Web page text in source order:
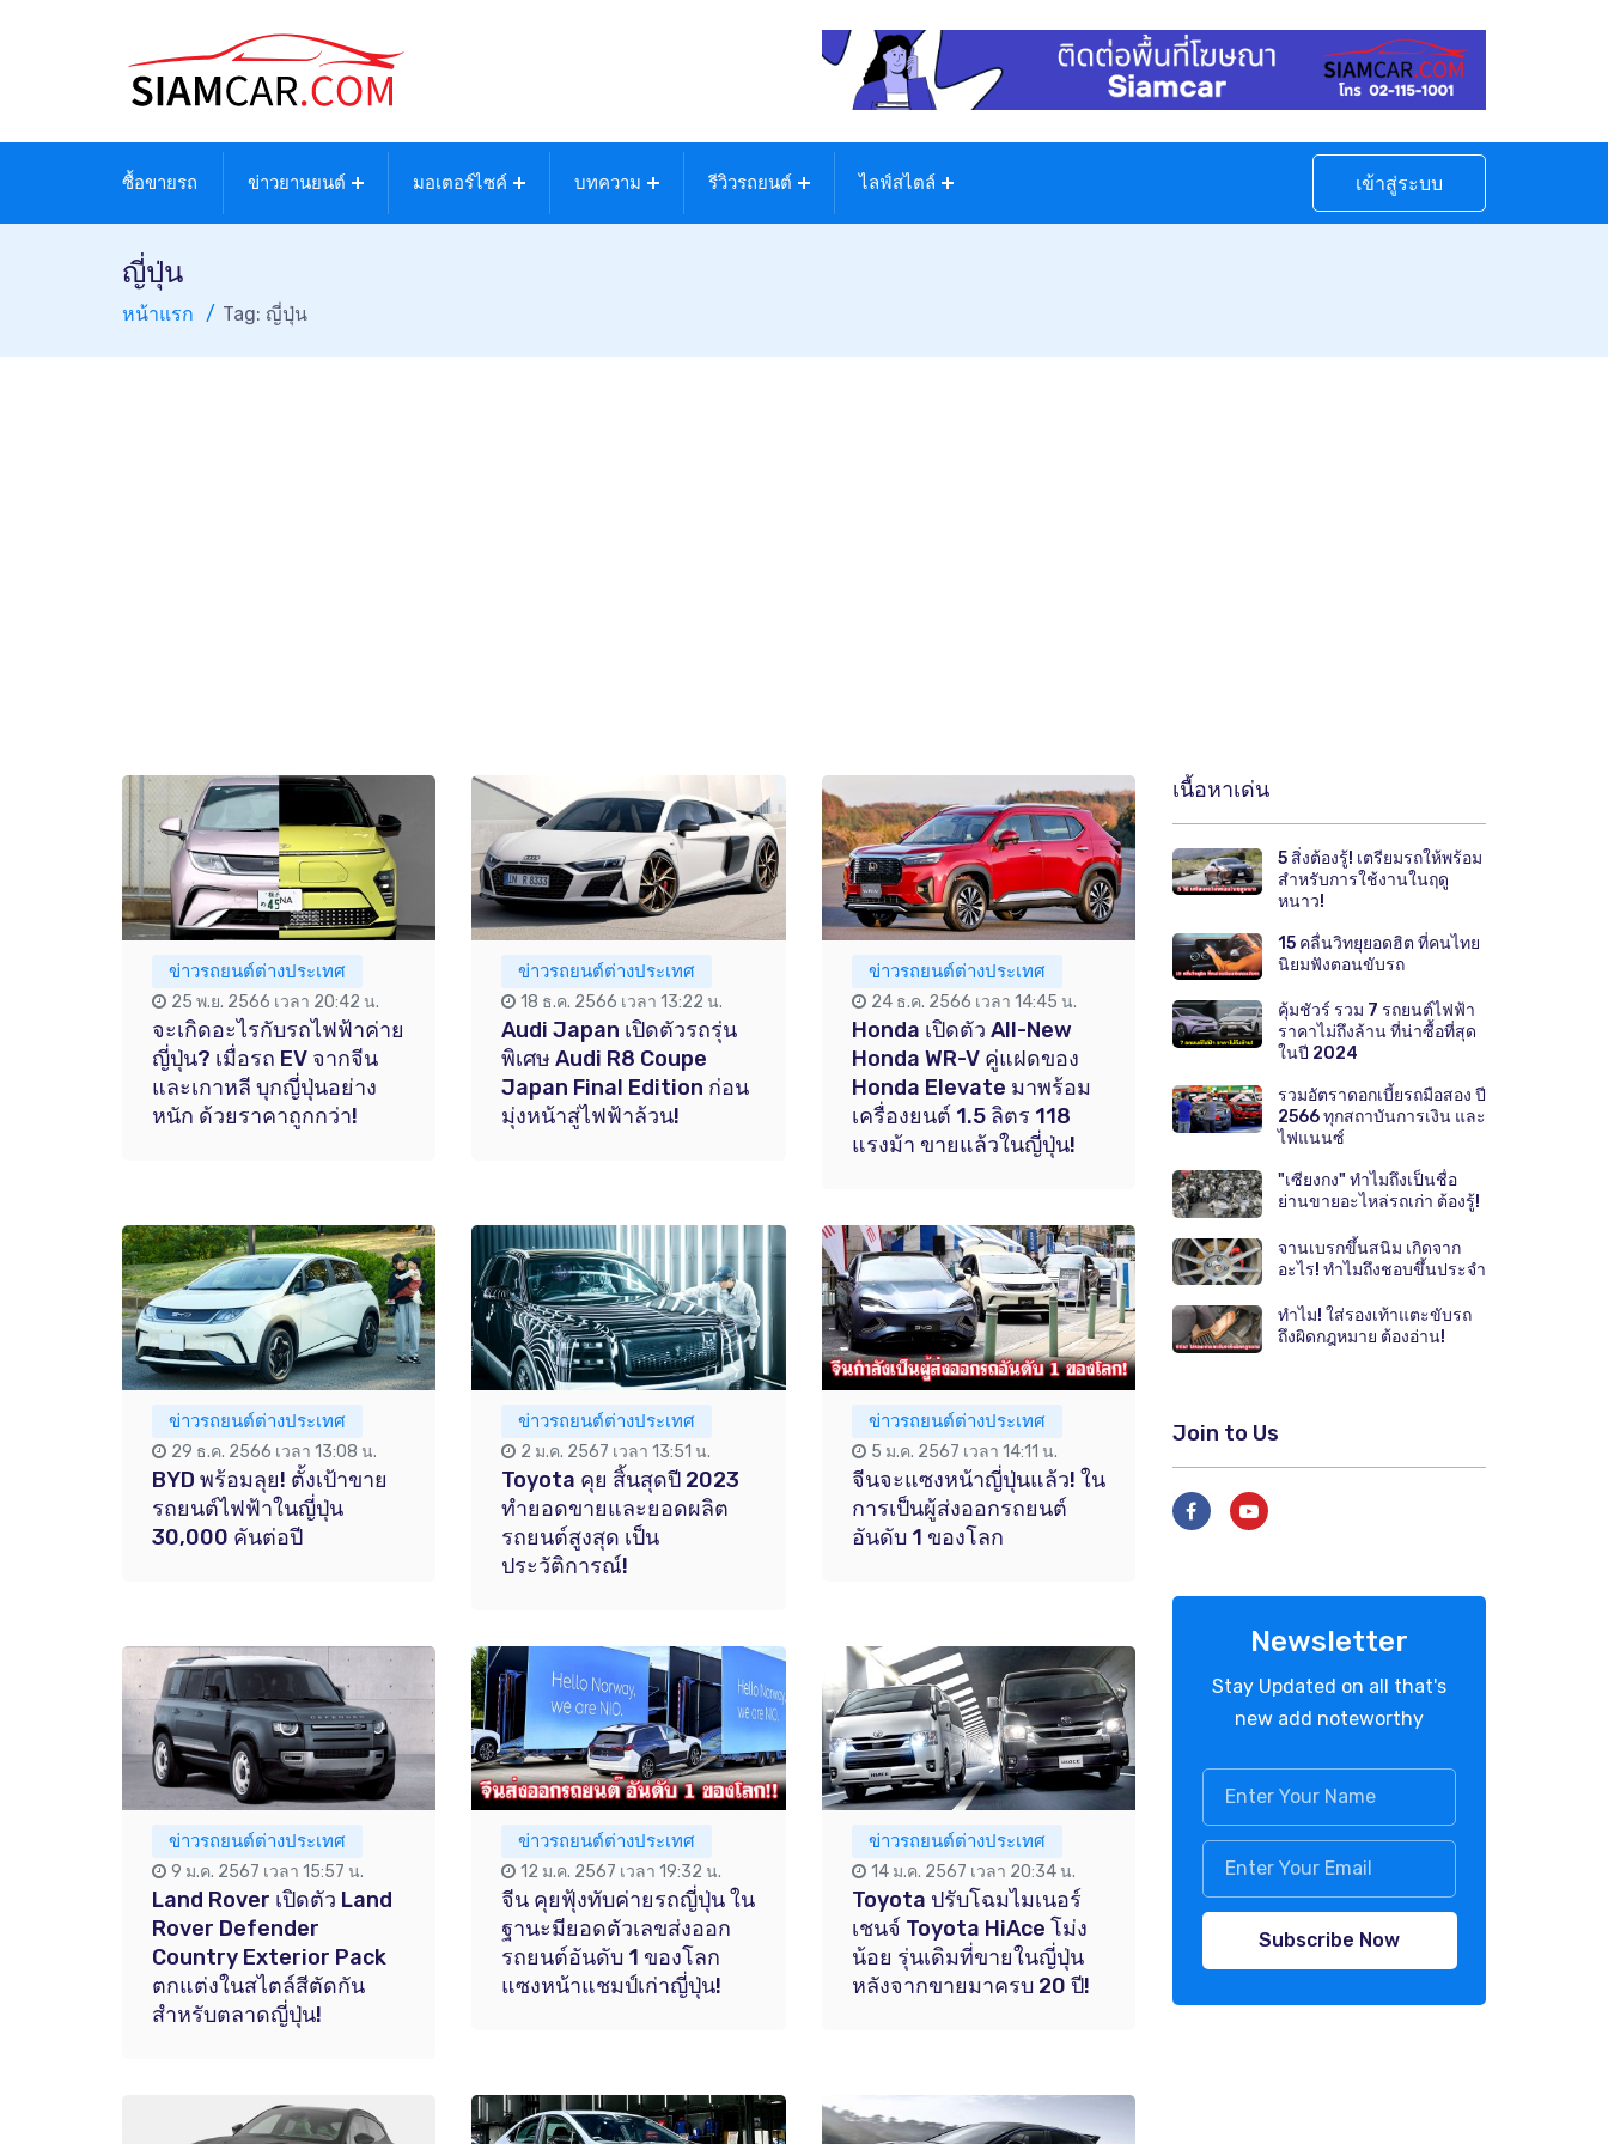
ซื้อขายรถ ข่าวยานยนต์ มอเตอร์ไซค์ บทความ รีวิวรถยนต์ ไลฟ์สไตล์ เข้าสู่ระบบ
ญี่ปุ่น
หน้าแรก Tag: ญี่ปุ่น
ข่าวรถยนต์ต่างประเทศ
25 พ.ย. 2566 เวลา 20:42 น.
จะเกิดอะไรกับรถไฟฟ้าค่าย
ญี่ปุ่น? เมื่อรถ EV จากจีน
และเกาหลี บุกญี่ปุ่นอย่าง
หนัก ด้วยราคาถูกกว่า!
ข่าวรถยนต์ต่างประเทศ
18 ธ.ค. 2566 เวลา 13:22 น.
Audi Japan เปิดตัวรถรุ่น
พิเศษ Audi R8 Coupe
Japan Final Edition ก่อน
มุ่งหน้าสู่ไฟฟ้าล้วน!
ข่าวรถยนต์ต่างประเทศ
24 ธ.ค. 2566 เวลา 14:45 น.
Honda เปิดตัว All-New
Honda WR-V คู่แฝดของ
Honda Elevate มาพร้อม
เครื่องยนต์ 1.5 ลิตร 118
แรงม้า ขายแล้วในญี่ปุ่น!
ข่าวรถยนต์ต่างประเทศ
29 ธ.ค. 2566 เวลา 13:08 น.
BYD พร้อมลุย! ตั้งเป้าขาย
รถยนต์ไฟฟ้าในญี่ปุ่น
30,000 คันต่อปี
ข่าวรถยนต์ต่างประเทศ
2 ม.ค. 2567 เวลา 13:51 น.
Toyota คุย สิ้นสุดปี 2023
ทำยอดขายและยอดผลิต
รถยนต์สูงสุด เป็น
ประวัติการณ์!
ข่าวรถยนต์ต่างประเทศ
5 ม.ค. 2567 เวลา 14:11 น.
จีนจะแซงหน้าญี่ปุ่นแล้ว! ใน
การเป็นผู้ส่งออกรถยนต์
อันดับ 1 ของโลก
ข่าวรถยนต์ต่างประเทศ
9 ม.ค. 2567 เวลา 15:57 น.
Land Rover เปิดตัว Land
Rover Defender
Country Exterior Pack
ตกแต่งในสไตล์สีตัดกัน
สำหรับตลาดญี่ปุ่น!
ข่าวรถยนต์ต่างประเทศ
12 ม.ค. 2567 เวลา 19:32 น.
จีน คุยฟุ้งทับค่ายรถญี่ปุ่น ใน
ฐานะมียอดตัวเลขส่งออก
รถยนต์อันดับ 1 ของโลก
แซงหน้าแชมป์เก่าญี่ปุ่น!
ข่าวรถยนต์ต่างประเทศ
14 ม.ค. 2567 เวลา 20:34 น.
Toyota ปรับโฉมไมเนอร์
เชนจ์ Toyota HiAce โม่ง
น้อย รุ่นเดิมที่ขายในญี่ปุ่น
หลังจากขายมาครบ 20 ปี!
เนื้อหาเด่น
5 สิ่งต้องรู้! เตรียมรถให้พร้อม
สำหรับการใช้งานในฤดู
หนาว!
15 คลื่นวิทยุยอดฮิต ที่คนไทย
นิยมฟังตอนขับรถ
คุ้มชัวร์ รวม 7 รถยนต์ไฟฟ้า
ราคาไม่ถึงล้าน ที่น่าซื้อที่สุด
ในปี 2024
รวมอัตราดอกเบี้ยรถมือสอง ปี
2566 ทุกสถาบันการเงิน และ
ไฟแนนซ์
"เซียงกง" ทำไมถึงเป็นชื่อ
ย่านขายอะไหล่รถเก่า ต้องรู้!
จานเบรกขึ้นสนิม เกิดจาก
อะไร! ทำไมถึงชอบขึ้นประจำ
ทำไม! ใส่รองเท้าแตะขับรถ
ถึงผิดกฎหมาย ต้องอ่าน!
Join to Us
Newsletter
Stay Updated on all that's
new add noteworthy
Subscribe Now